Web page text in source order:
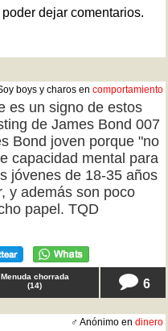
dejar comentarios.
boys y charos en comportamiento
es un signo de estos
de James Bond 007
Bond joven porque "no
capacidad mental para
jóvenes de 18-35 años
y además son poco
papel. TQD
Menuda chorrada
(14) 6
♂ Anónimo en dinero